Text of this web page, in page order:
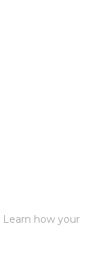
Learn how your